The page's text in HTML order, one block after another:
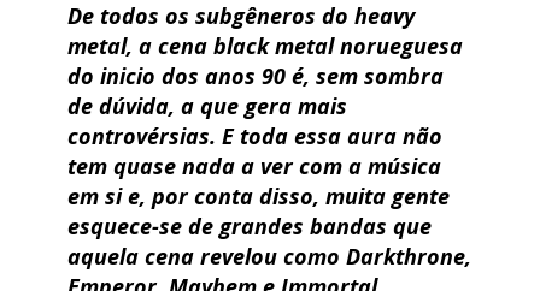
De todos os subgêneros do heavy
metal, a cena black metal norueguesa
do inicio dos anos 90 é, sem sombra
de dúvida, a que gera mais
controvérsias. E toda essa aura não
tem quase nada a ver com a música
em si e, por conta disso, muita gente
esquece-se de grandes bandas que
aquela cena revelou como Darkthrone,